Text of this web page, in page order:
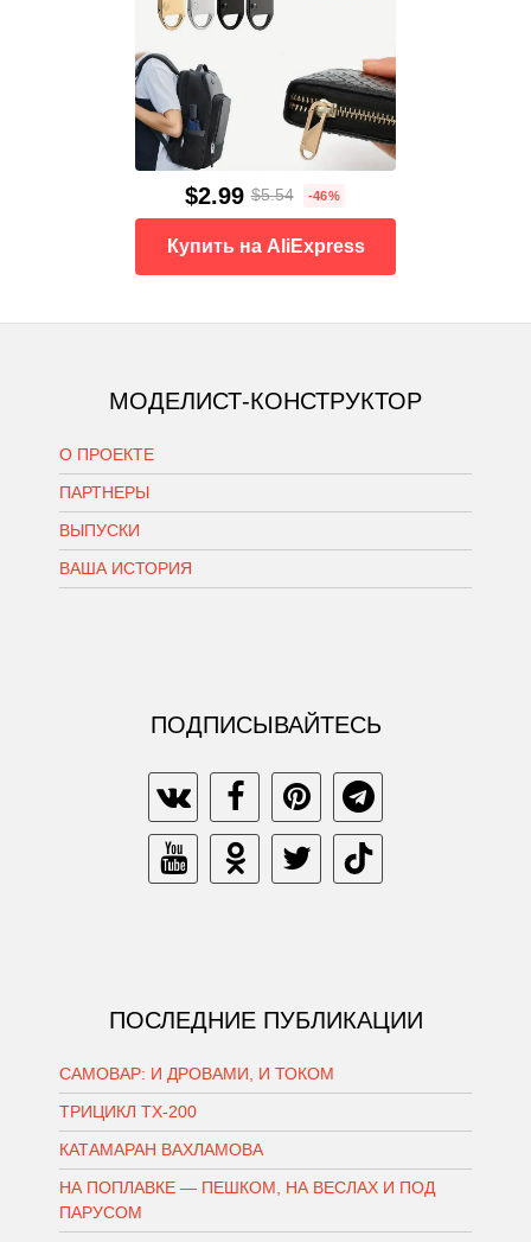
$2.99 $5.54 -46%
Купить на AliExpress
МОДЕЛИСТ-КОНСТРУКТОР
О ПРОЕКТЕ
ПАРТНЕРЫ
ВЫПУСКИ
ВАША ИСТОРИЯ
ПОДПИСЫВАЙТЕСЬ
ПОСЛЕДНИЕ ПУБЛИКАЦИИ
САМОВАР: И ДРОВАМИ, И ТОКОМ
ТРИЦИКЛ ТХ-200
КАТАМАРАН ВАХЛАМОВА
НА ПОПЛАВКЕ — ПЕШКОМ, НА ВЕСЛАХ И ПОД
ПАРУСОМ